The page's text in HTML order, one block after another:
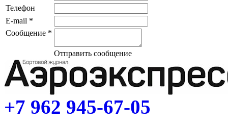
Телефон
E-mail *
Сообщение *
Отправить сообщение
+7 962 945-67-05